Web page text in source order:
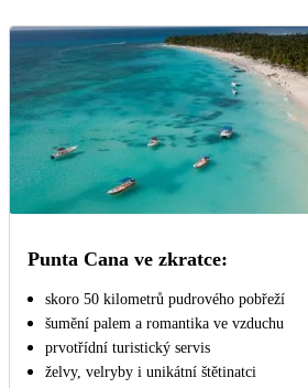
Punta Cana ve zkratce:
skoro 50 kilometrů pudrového pobřeží
šumění palem a romantika ve vzduchu
prvotřídní turistický servis
želvy, velryby i unikátní štětinatci